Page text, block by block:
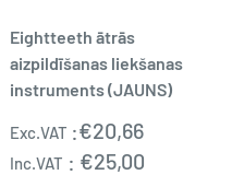
Eightteeth ātrās
aizpildīšanas liekšanas
instruments (JAUNS)
Pārdošanas
cena
Exc.VAT :€20,66
Inc.VAT : €25,00